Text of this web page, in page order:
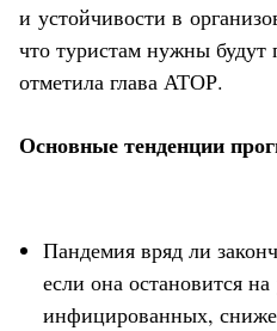
и устойчивости в
что туристам нужны
отметила глава АТОР.
Основные тенденции
Пандемия вряд ли
если она остановится
инфицированных,